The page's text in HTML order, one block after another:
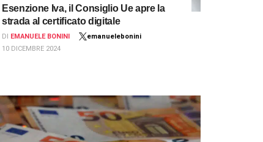
Esenzione Iva, il Consiglio Ue apre la
strada al certificato digitale
DI EMANUELE BONINI
emanuelebonini
10 DICEMBRE 2024